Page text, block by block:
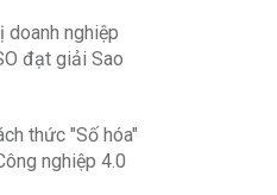
doanh nghiệp
đạt giải Sao
thức "Số hóa"
nghiệp 4.0